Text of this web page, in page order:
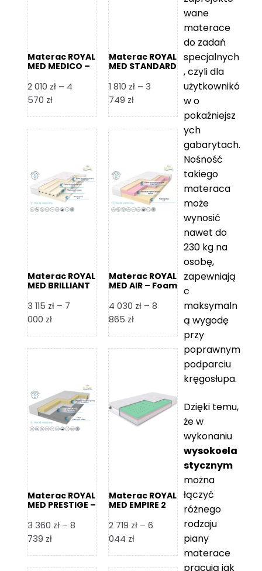
Materac ROYAL
MED MEDICO –
2 010 zł – 4
570 złZakres
od
4
570 zł
Materac ROYAL
MED STANDARD
1 810 zł – 3
749 złZakres
od
3
749 zł
Materac ROYAL
MED BRILLIANT
3 115 zł – 7
000 złZakres
od
7
000 zł
Materac ROYAL
MED AIR – Foam
4 030 zł – 8
865 złZakres
od
8
865 zł
Materac ROYAL
MED PRESTIGE –
3 360 zł – 8
739 złZakres
od
Materac ROYAL
MED EMPIRE 2
2 719 zł – 6
044 złZakres
od
wane
materace
do zadań
specjalnych
, czyli dla
użytkownikó
w o
pokaźniejsz
ych
gabarytach.
Nośność
takiego
materaca
może
wynosić
nawet do
230 kg na
osobę,
zapewniają
c
maksymaln
ą wygodę
przy
poprawnym
podparciu
kręgosłupa.
Dzięki temu,
że w
wykonaniu
wysokoela
stycznym
można
łączyć
różnego
rodzaju
piany
materace
pracują jak